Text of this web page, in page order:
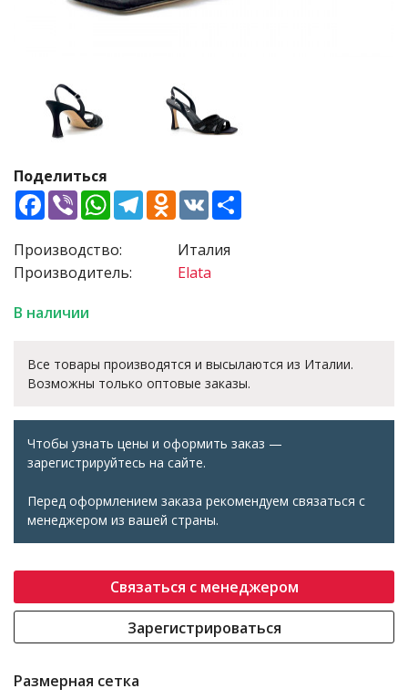
Поделиться
Facebook
ViberWhatsApp
TelegramOdnoklassniki
VK
Производство:
Производитель:
Италия
Elata
В наличии
Все товары производятся и высылаются из Италии.
Возможны только оптовые заказы.
Чтобы узнать цены и оформить заказ —
зарегистрируйтесь на сайте.
Перед оформлением заказа рекомендуем связаться с
менеджером из вашей страны.
Связаться с менеджером
Зарегистрироваться
Размерная сетка